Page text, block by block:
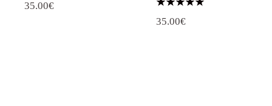
35.00€
5.00
35.00€